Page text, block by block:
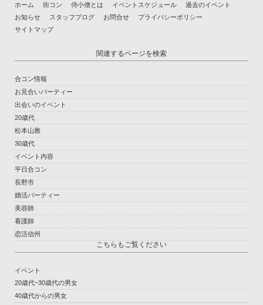
ホーム 街コン 侍小僧とは イベントスケジュール
過去のイベント
お知らせ
スタッフブログ お問合せ
プライバシーポリシー
サイトマップ
関連するページを検索
合コン情報
お見合いパーティー
出会いのイベント
20歳代
松本山雅
30歳代
イベント内容
平日合コン
長野市
婚活パーティー
美容師
看護師
恋活信州
こちらもご覧ください
イベント
20歳代~30歳代の男女
40歳代からの男女